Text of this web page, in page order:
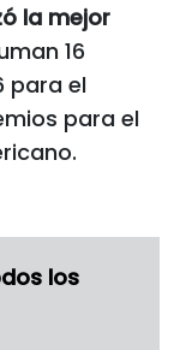
la mejor
16
para el
para el
los